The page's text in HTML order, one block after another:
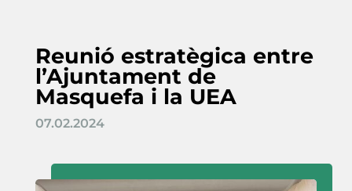
Reunió estratègica entre
l’Ajuntament de
Masquefa i la UEA
07.02.2024